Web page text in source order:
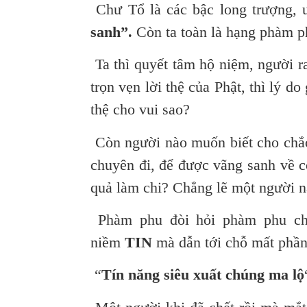
Chư Tổ là các bậc long trượng,
sanh”. Còn ta toàn là hạng phàm
Ta thì quyết tâm hộ niệm, người
trọn vẹn lời thệ của Phật, thì lý
thệ cho vui sao?
Còn người nào muốn biết cho
chuyên đi, để được vãng sanh
quả làm chi? Chẳng lẽ một người
Phàm phu đòi hỏi phàm phu
niềm TIN mà dẫn tới chỗ mất
“Tín năng siêu xuất chúng ma lộ